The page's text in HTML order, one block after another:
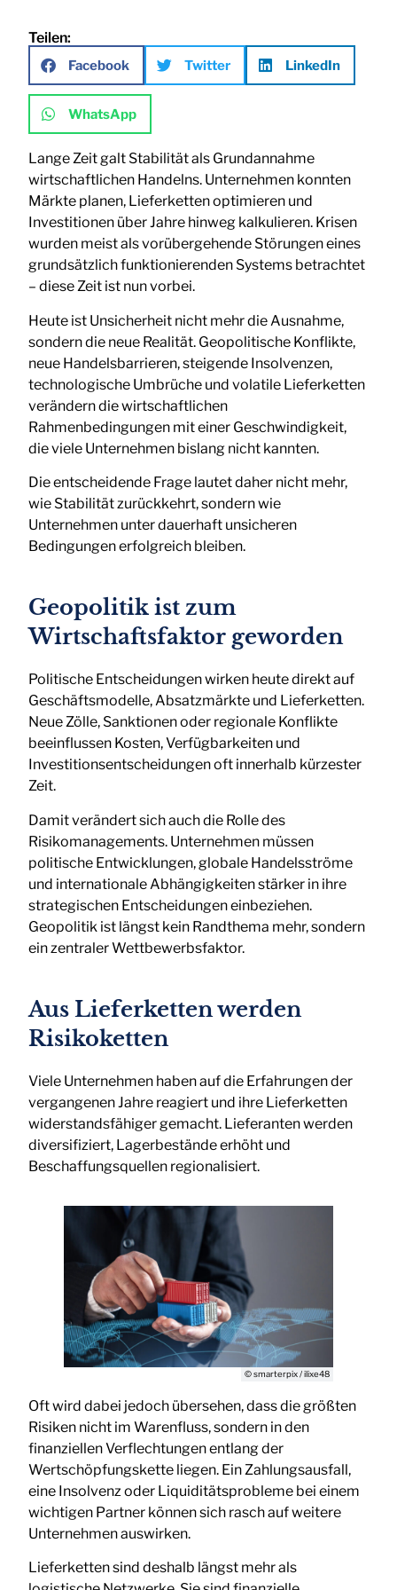
Teilen:
Facebook Twitter LinkedIn
WhatsApp
Lange Zeit galt Stabilität als Grundannahme
wirtschaftlichen Handelns. Unternehmen konnten
Märkte planen, Lieferketten optimieren und
Investitionen über Jahre hinweg kalkulieren. Krisen
wurden meist als vorübergehende Störungen eines
grundsätzlich funktionierenden Systems betrachtet
– diese Zeit ist nun vorbei.
Heute ist Unsicherheit nicht mehr die Ausnahme,
sondern die neue Realität. Geopolitische Konflikte,
neue Handelsbarrieren, steigende Insolvenzen,
technologische Umbrüche und volatile Lieferketten
verändern die wirtschaftlichen
Rahmenbedingungen mit einer Geschwindigkeit,
die viele Unternehmen bislang nicht kannten.
Die entscheidende Frage lautet daher nicht mehr,
wie Stabilität zurückkehrt, sondern wie
Unternehmen unter dauerhaft unsicheren
Bedingungen erfolgreich bleiben.
Geopolitik ist zum
Wirtschaftsfaktor geworden
Politische Entscheidungen wirken heute direkt auf
Geschäftsmodelle, Absatzmärkte und Lieferketten.
Neue Zölle, Sanktionen oder regionale Konflikte
beeinflussen Kosten, Verfügbarkeiten und
Investitionsentscheidungen oft innerhalb kürzester
Zeit.
Damit verändert sich auch die Rolle des
Risikomanagements. Unternehmen müssen
politische Entwicklungen, globale Handelsströme
und internationale Abhängigkeiten stärker in ihre
strategischen Entscheidungen einbeziehen.
Geopolitik ist längst kein Randthema mehr, sondern
ein zentraler Wettbewerbsfaktor.
Aus Lieferketten werden
Risikoketten
Viele Unternehmen haben auf die Erfahrungen der
vergangenen Jahre reagiert und ihre Lieferketten
widerstandsfähiger gemacht. Lieferanten werden
diversifiziert, Lagerbestände erhöht und
Beschaffungsquellen regionalisiert.
© smarterpix / ilixe48
Oft wird dabei jedoch übersehen, dass die größten
Risiken nicht im Warenfluss, sondern in den
finanziellen Verflechtungen entlang der
Wertschöpfungskette liegen. Ein Zahlungsausfall,
eine Insolvenz oder Liquiditätsprobleme bei einem
wichtigen Partner können sich rasch auf weitere
Unternehmen auswirken.
Lieferketten sind deshalb längst mehr als